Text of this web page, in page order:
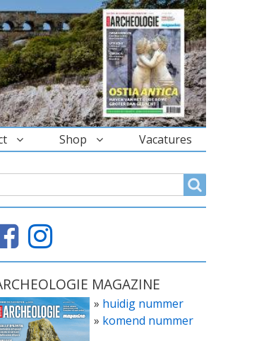
Shop Vacatures
MAGAZINE
» huidig nummer
» komend nummer